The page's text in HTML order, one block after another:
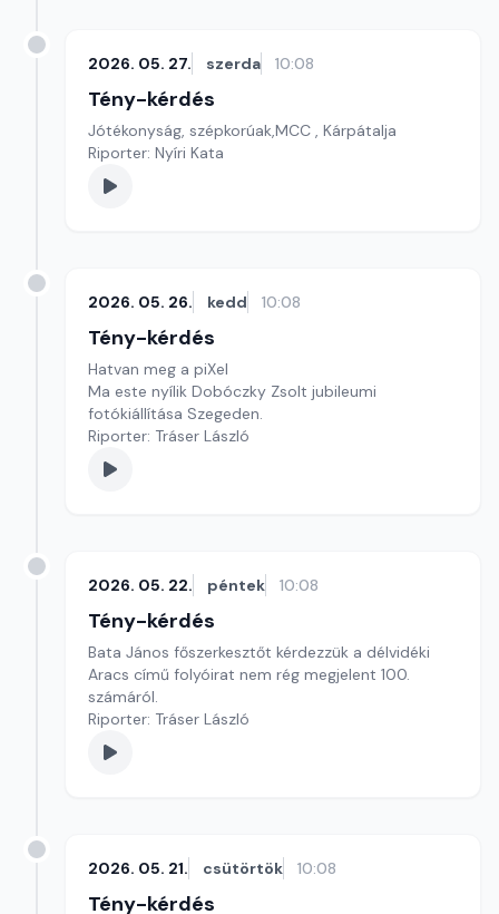
2026. 05. 27. szerda 10:08
Tény-kérdés
Jótékonyság, szépkorúak,MCC , Kárpátalja
Riporter: Nyíri Kata
2026. 05. 26. kedd 10:08
Tény-kérdés
Hatvan meg a piXel
Ma este nyílik Dobóczky Zsolt jubileumi
fotókiállítása Szegeden.
Riporter: Tráser László
2026. 05. 22. péntek 10:08
Tény-kérdés
Bata János főszerkesztőt kérdezzük a délvidéki
Aracs című folyóirat nem rég megjelent 100.
számáról.
Riporter: Tráser László
2026. 05. 21. csütörtök 10:08
Tény-kérdés